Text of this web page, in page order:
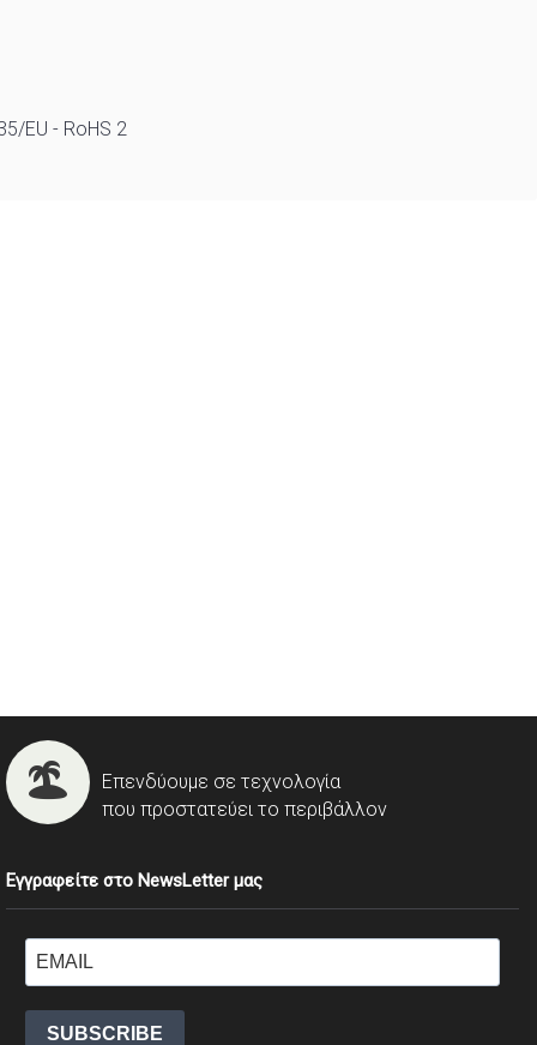
EU - RoHS 2
Επενδύουμε σε τεχνολογία
που προστατεύει το περιβάλλον
Εγγραφείτε στο NewsLetter μας
SUBSCRIBE